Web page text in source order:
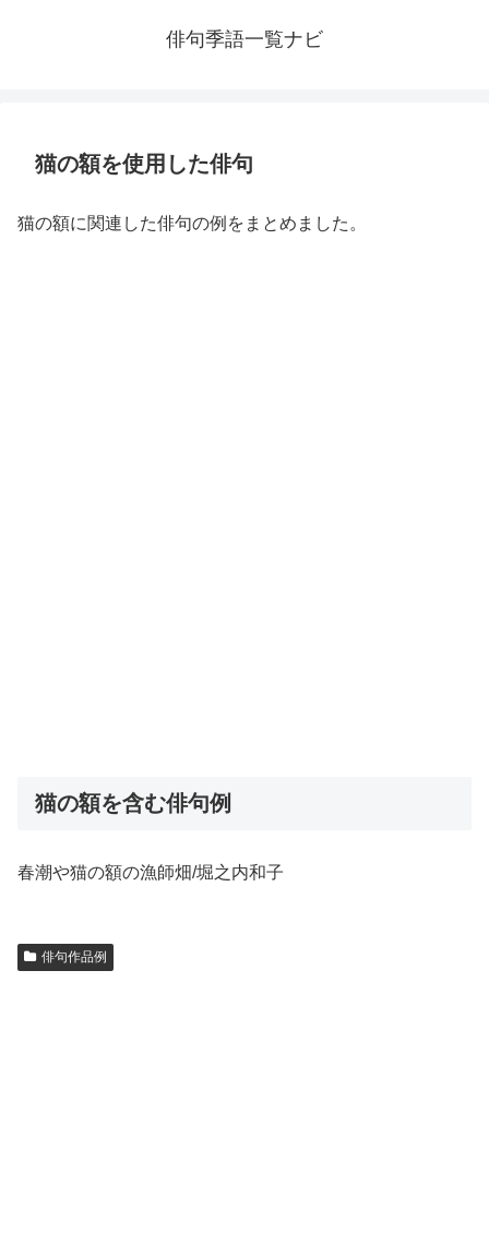
俳句季語一覧ナビ
猫の額を使用した俳句
猫の額に関連した俳句の例をまとめました。
猫の額を含む俳句例
春潮や猫の額の漁師畑/堀之内和子
俳句作品例